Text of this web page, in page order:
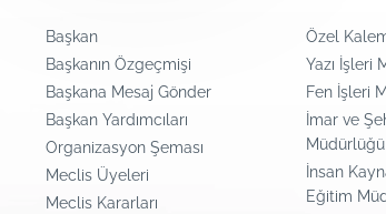
Başkan
Başkanın Özgeçmişi
Başkana Mesaj Gönder
Başkan Yardımcıları
Organizasyon Şeması
Meclis Üyeleri
Meclis Kararları
Özel
Yazı İşleri
Fen İşleri
İmar ve
Müdürlüğü
İnsan
Eğitim